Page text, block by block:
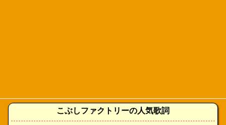
こぶしファクトリーの人気歌詞